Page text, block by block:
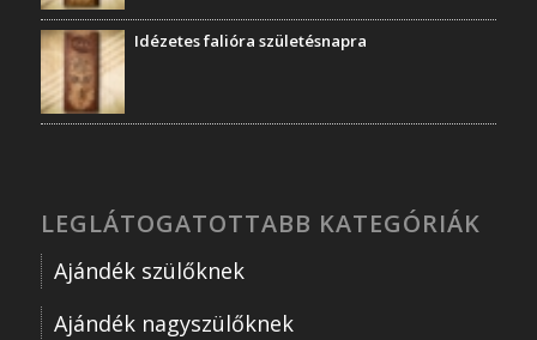
Idézetes falióra születésnapra
LEGLÁTOGATOTTABB KATEGÓRIÁK
Ajándék szülőknek
Ajándék nagyszülőknek